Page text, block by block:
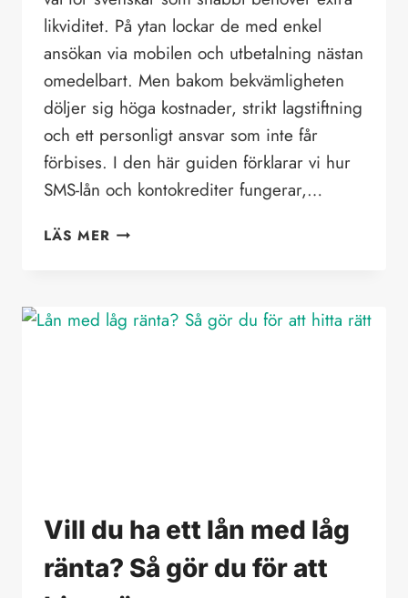
likviditet. På ytan lockar de med enkel
ansökan via mobilen och utbetalning nästan
omedelbart. Men bakom bekvämligheten
döljer sig höga kostnader, strikt lagstiftning
och ett personligt ansvar som inte får
förbises. I den här guiden förklarar vi hur
SMS-lån och kontokrediter fungerar,…
LÄS MER SMS-
Vill du ha ett lån med låg
ränta? Så gör du för att